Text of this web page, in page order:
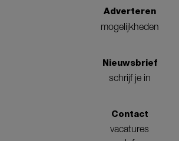
Adverteren
mogelijkheden
Nieuwsbrief
schrijf je in
Contact
vacatures